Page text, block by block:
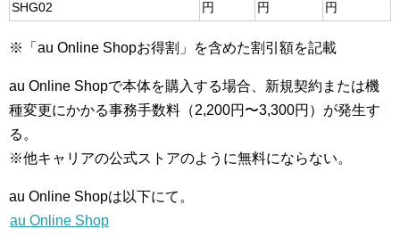
SHG02
円
円
円
※「au Online Shopお得割」を含めた割引額を記載
au Online Shopで本体を購入する場合、新規契約または機
種変更にかかる事務手数料（2,200円〜3,300円）が発生す
る。
※他キャリアの公式ストアのように無料にならない。
au Online Shopは以下にて。
au Online Shop